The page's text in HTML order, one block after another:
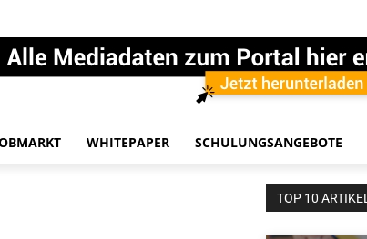
WHITEPAPER SCHULUNGSANGEBOTE
TOP 10 ARTIKEL